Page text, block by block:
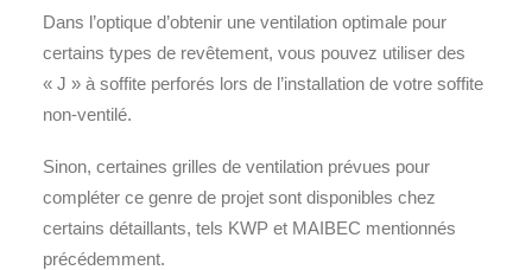
Dans l’optique d’obtenir une ventilation optimale pour
certains types de revêtement, vous pouvez utiliser des
« J » à soffite perforés lors de l’installation de votre soffite
non-ventilé.
Sinon, certaines grilles de ventilation prévues pour
compléter ce genre de projet sont disponibles chez
certains détaillants, tels KWP et MAIBEC mentionnés
précédemment.